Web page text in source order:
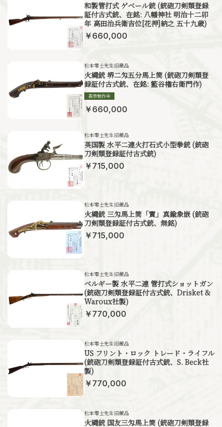
和製管打式 ゲベール銃 (銃砲刀剣類登録
証付古式銃、在銘: 八幡神社 明治十二卯
年 高田治兵衛吉位[花押]納之 五十九歳)
￥660,000
火縄銃 堺二匁五分馬上筒 (銃砲刀剣類登
録証付古式銃、在銘: 籃谷権右衛門作)
松本零士先生旧蔵品
￥660,000
英国製 水平二連火打石式小型拳銃 (銃砲
刀剣類登録証付古式銃)
松本零士先生旧蔵品
￥715,000
火縄銃 三匁馬上筒「實」真鍮象嵌 (銃砲
刀剣類登録証付古式銃、無銘)
松本零士先生旧蔵品
￥715,000
ベルギー製 水平二連 管打式ショットガン
(銃砲刀剣類登録証付古式銃、Drisket &
Waroux社製)
松本零士先生旧蔵品
￥770,000
US フリント・ロック トレード・ライフル
(銃砲刀剣類登録証付古式銃、S. Beck社
製)
松本零士先生旧蔵品
￥770,000
火縄銃 国友三匁馬上筒 (銃砲刀剣類登録
松本零士先生旧蔵品